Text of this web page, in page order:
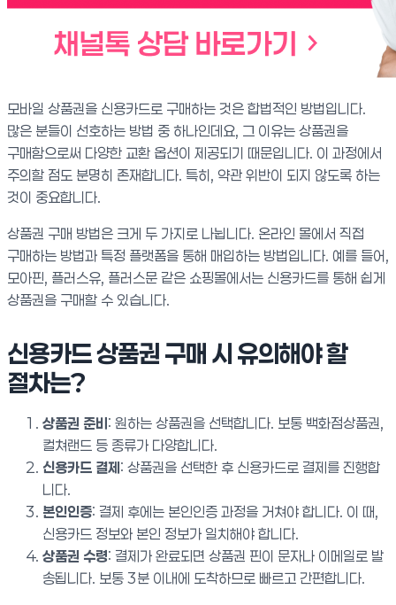
모바일 상품권을 신용카드로 구매하는 것은 합법적인 방법입니다.
많은 분들이 선호하는 방법 중 하나인데요, 그 이유는 상품권을
구매함으로써 다양한 교환 옵션이 제공되기 때문입니다. 이 과정에서
주의할 점도 분명히 존재합니다. 특히, 약관 위반이 되지 않도록 하는
것이 중요합니다.
상품권 구매 방법은 크게 두 가지로 나뉩니다. 온라인 몰에서 직접
구매하는 방법과 특정 플랫폼을 통해 매입하는 방법입니다. 예를 들어,
모아핀, 플러스유, 플러스문 같은 쇼핑몰에서는 신용카드를 통해 쉽게
상품권을 구매할 수 있습니다.
신용카드 상품권 구매 시 유의해야 할
절차는?
상품권 준비: 원하는 상품권을 선택합니다. 보통 백화점상품권,
컬쳐랜드 등 종류가 다양합니다.
신용카드 결제: 상품권을 선택한 후 신용카드로 결제를 진행합
니다.
본인인증: 결제 후에는 본인인증 과정을 거쳐야 합니다. 이 때,
신용카드 정보와 본인 정보가 일치해야 합니다.
상품권 수령: 결제가 완료되면 상품권 핀이 문자나 이메일로 발
송됩니다. 보통 3분 이내에 도착하므로 빠르고 간편합니다.